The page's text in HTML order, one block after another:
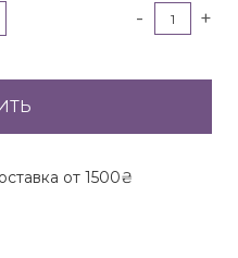
- +
от 1500₴